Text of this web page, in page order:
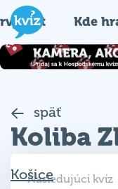
Kde
späť
Koliba
Košice
Nasledujúci kvíz